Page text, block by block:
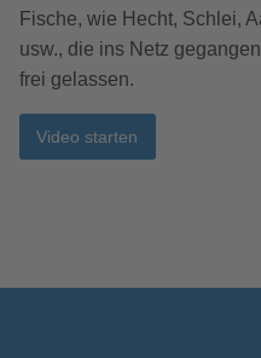
Fische, wie Hecht, Schlei,
usw., die ins Netz
frei gelassen.
Video starten